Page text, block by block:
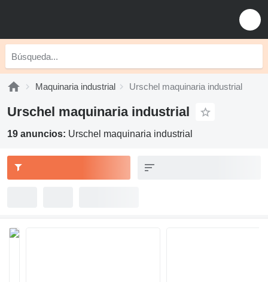
Maquinaria industrial Urschel maquinaria industrial
Urschel maquinaria industrial
19 anuncios: Urschel maquinaria industrial